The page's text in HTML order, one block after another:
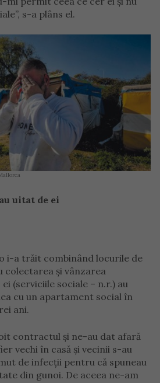
s-a plâns el.
uitat de ei
i-a trăit combinând locurile de
colectarea și vânzarea
(serviciile sociale – n.r.) au
cu un apartament social în
ani.
contractul și ne-au dat afară
vechi în casă și vecinii s-au
de infecții pentru că spuneau
din gunoi. De aceea ne-am